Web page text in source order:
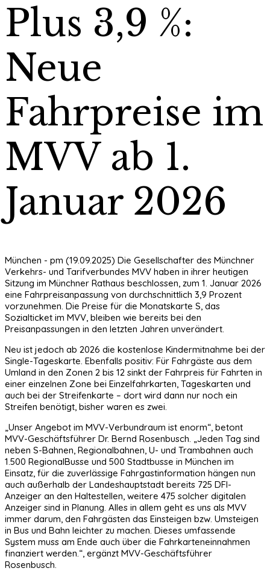
Plus 3,9 %:
Neue
Fahrpreise im
MVV ab 1.
Januar 2026
München - pm (19.09.2025) Die Gesellschafter des Münchner
Verkehrs- und Tarifverbundes MVV haben in ihrer heutigen
Sitzung im Münchner Rathaus beschlossen, zum 1. Januar 2026
eine Fahrpreisanpassung von durchschnittlich 3,9 Prozent
vorzunehmen. Die Preise für die Monatskarte S, das
Sozialticket im MVV, bleiben wie bereits bei den
Preisanpassungen in den letzten Jahren unverändert.
Neu ist jedoch ab 2026 die kostenlose Kindermitnahme bei der
Single-Tageskarte. Ebenfalls positiv: Für Fahrgäste aus dem
Umland in den Zonen 2 bis 12 sinkt der Fahrpreis für Fahrten in
einer einzelnen Zone bei Einzelfahrkarten, Tageskarten und
auch bei der Streifenkarte – dort wird dann nur noch ein
Streifen benötigt, bisher waren es zwei.
„Unser Angebot im MVV-Verbundraum ist enorm“, betont
MVV-Geschäftsführer Dr. Bernd Rosenbusch. „Jeden Tag sind
neben S-Bahnen, Regionalbahnen, U- und Trambahnen auch
1.500 RegionalBusse und 500 Stadtbusse in München im
Einsatz, für die zuverlässige Fahrgastinformation hängen nun
auch außerhalb der Landeshauptstadt bereits 725 DFI-
Anzeiger an den Haltestellen, weitere 475 solcher digitalen
Anzeiger sind in Planung. Alles in allem geht es uns als MVV
immer darum, den Fahrgästen das Einsteigen bzw. Umsteigen
in Bus und Bahn leichter zu machen. Dieses umfassende
System muss am Ende auch über die Fahrkarteneinnahmen
finanziert werden.“, ergänzt MVV-Geschäftsführer
Rosenbusch.